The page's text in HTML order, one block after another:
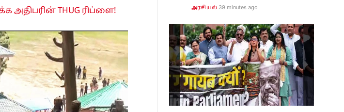
அதிபரின் THUG ரிப்ளை! அரசியல் 39 minutes ago